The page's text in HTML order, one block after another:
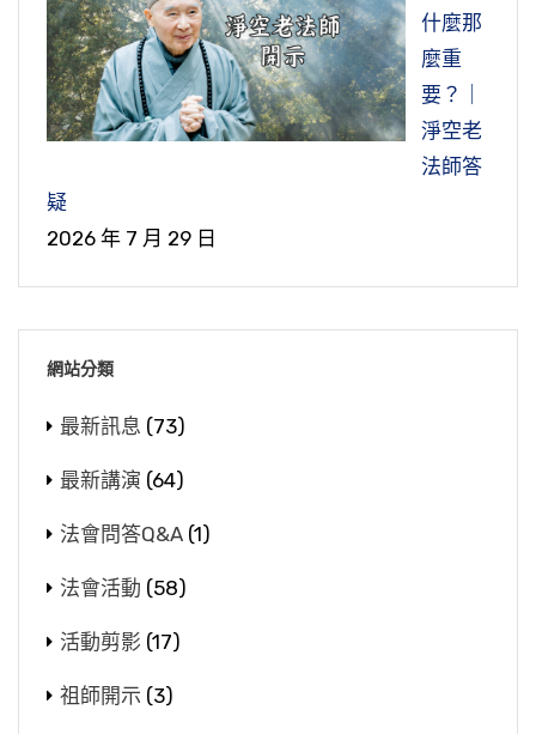
什麼那
麼重
要？｜
淨空老
法師答
疑
2026 年 7 月 29 日
網站分類
最新訊息 (73)
最新講演 (64)
法會問答Q&A (1)
法會活動 (58)
活動剪影 (17)
祖師開示 (3)